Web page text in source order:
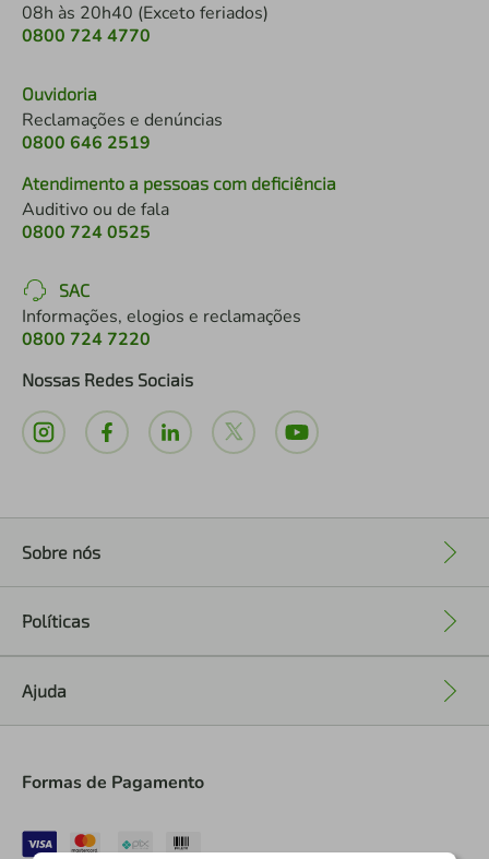
08h às 20h40 (Exceto feriados)
0800 724 4770
Ouvidoria
Reclamações e denúncias
0800 646 2519
Atendimento a pessoas com deficiência
Auditivo ou de fala
0800 724 0525
SAC
Informações, elogios e reclamações
0800 724 7220
Nossas Redes Sociais
Sobre nós
Políticas
Ajuda
Formas de Pagamento